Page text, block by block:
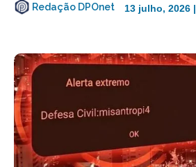
Redação DPOnet 13 julho, 2026 |